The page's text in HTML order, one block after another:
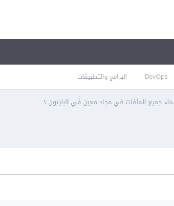
DevOps البرامج والتطبيقات
جميع الملفات في مجلد معين في البايثون ؟